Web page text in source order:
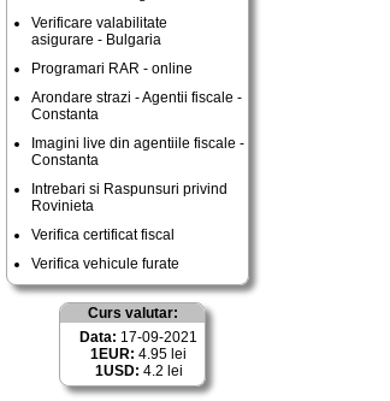
Verificare valabilitate
asigurare - Bulgaria
Programari RAR - online
Arondare strazi - Agentii fiscale -
Constanta
Imagini live din agentiile fiscale -
Constanta
Intrebari si Raspunsuri privind
Rovinieta
Verifica certificat fiscal
Verifica vehicule furate
Curs valutar:
Data: 17-09-2021
1EUR: 4.95 lei
1USD: 4.2 lei